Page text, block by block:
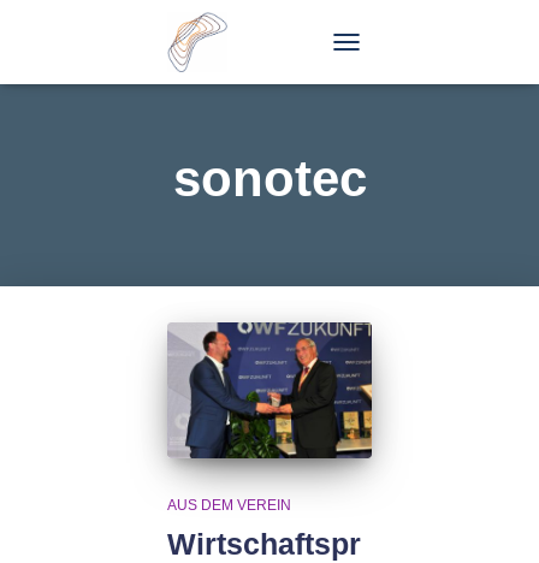
NAVIGATION
sonotec
AUS DEM VEREIN
Wirtschaftspr